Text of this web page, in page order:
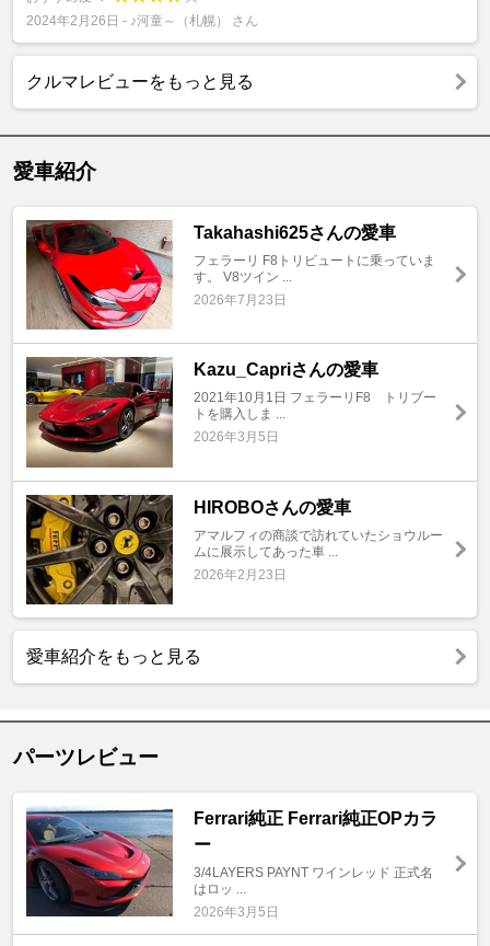
2024年2月26日 - ♪河童～（札幌） さん
クルマレビューをもっと見る
愛車紹介
Takahashi625さんの愛車
フェラーリ F8トリビュートに乗っていま
す。 V8ツイン ...
2026年7月23日
Kazu_Capriさんの愛車
2021年10月1日 フェラーリF8 トリブー
トを購入しま ...
2026年3月5日
HIROBOさんの愛車
アマルフィの商談で訪れていたショウルー
ムに展示してあった車 ...
2026年2月23日
愛車紹介をもっと見る
パーツレビュー
Ferrari純正 Ferrari純正OPカラ
ー
3/4LAYERS PAYNT ワインレッド 正式名
はロッ ...
2026年3月5日